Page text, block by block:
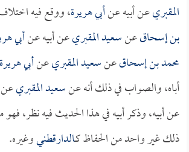
المقبريعن أبيه عنأبي هريرة، ووقع فيه
بن إسحاقعنسعيد المقبريعن أبيه عنأبي
محمد بن إسحاقعنسعيد المقبريعنأبي هريرة
أباه، والصواب في ذلك أنه عنسعيد المقبري
عن أبيه، وذكر أبيه في هذا الحديث فيه نظر،
ذلك غير واحد من الحفاظ كـالدارقطنيوغيره.